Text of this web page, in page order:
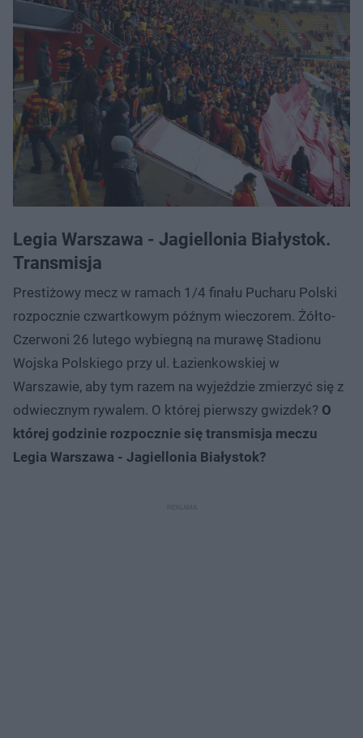
Legia Warszawa - Jagiellonia Białystok.
Transmisja
Prestiżowy mecz w ramach 1/4 finału Pucharu Polski
rozpocznie czwartkowym późnym wieczorem. Żółto-
Czerwoni 26 lutego wybiegną na murawę Stadionu
Wojska Polskiego przy ul. Łazienkowskiej w
Warszawie, aby tym razem na wyjeździe zmierzyć się z
odwiecznym rywalem. O której pierwszy gwizdek? O
której godzinie rozpocznie się transmisja meczu
Legia Warszawa - Jagiellonia Białystok?